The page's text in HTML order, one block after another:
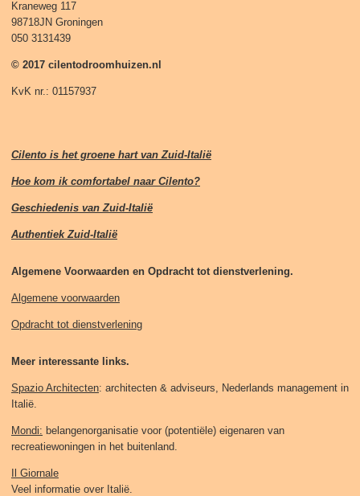
Kraneweg 117
98718JN Groningen
050 3131439
© 2017 cilentodroomhuizen.nl
KvK nr.: 01157937
Cilento is het groene hart van Zuid-Italië
Hoe kom ik comfortabel naar Cilento?
Geschiedenis van Zuid-Italië
Authentiek Zuid-Italië
Algemene Voorwaarden en Opdracht tot dienstverlening.
Algemene voorwaarden
Opdracht tot dienstverlening
Meer interessante links.
Spazio Architecten: architecten & adviseurs, Nederlands management in
Italië.
Mondi: belangenorganisatie voor (potentiële) eigenaren van
recreatiewoningen in het buitenland.
Il Giornale
Veel informatie over Italië.